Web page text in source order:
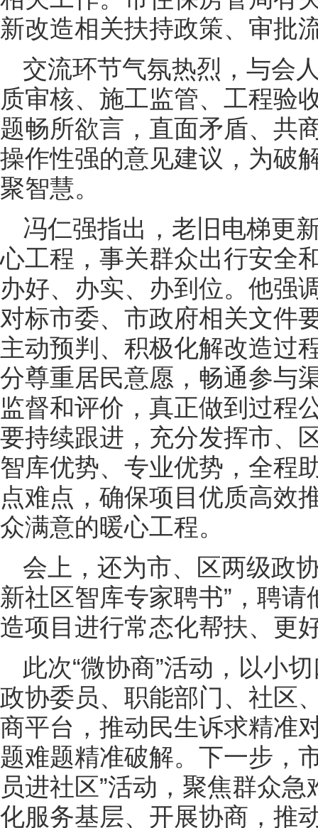
新改造相关扶持政策、审批
交流环节气氛热烈，与会
质审核、施工监管、工程验
题畅所欲言，直面矛盾、共
操作性强的意见建议，为破
聚智慧。
冯仁强指出，老旧电梯更
心工程，事关群众出行安全
办好、办实、办到位。他强
对标市委、市政府相关文件
主动预判、积极化解改造过
分尊重居民意愿，畅通参与
监督和评价，真正做到过程
要持续跟进，充分发挥市、
智库优势、专业优势，全程
点难点，确保项目优质高效
众满意的暖心工程。
会上，还为市、区两级政
新社区智库专家聘书”，聘
造项目进行常态化帮扶、更
此次“微协商”活动，以小
政协委员、职能部门、社区
商平台，推动民生诉求精准
题难题精准破解。下一步，
员进社区”活动，聚焦群众
化服务基层、开展协商，推